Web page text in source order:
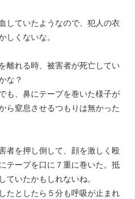
していたようなので、犯人の衣
しくないな。
離れる時、被害者が死亡してい
な？
も、鼻にテープを巻いた様子が
ら窒息させるつもりは無かった
者を押し倒して、顔を激しく殴
テープを口に７重に巻いた。抵
ていたかもしれないね。
たとしたら５分も呼吸が止まれ